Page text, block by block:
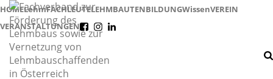
HOMELehmFACHLEUTELEHMBAUTENBILDUNGWissenVEREIN
VERANSTALTUNGEN